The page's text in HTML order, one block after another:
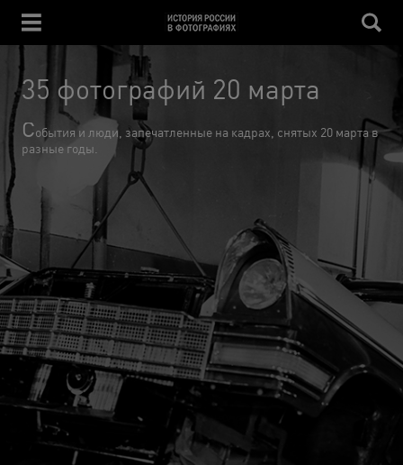
35 фотографий 20 марта
События и люди, запечатленные на кадрах, снятых 20 марта в
разные годы.